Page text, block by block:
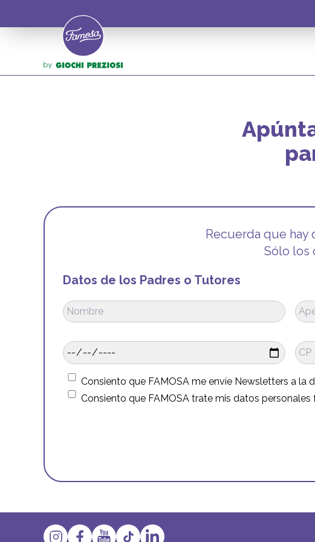
Recuerda que hay
Sólo los
Datos de los Padres o Tutores
Consiento que FAMOSA me envíe Newsletters a la
Consiento que FAMOSA trate mis datos